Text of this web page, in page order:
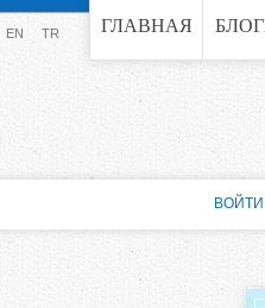
ГЛАВНАЯ
EN TR
ВОЙТИ